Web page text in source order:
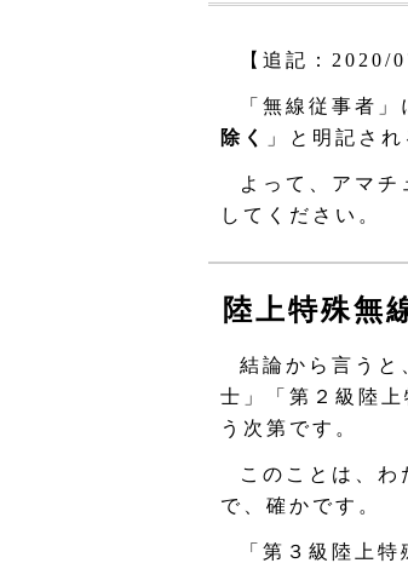
【追記：2020/
「無線従事者
除く
」と明記さ
よって、アマ
してください。
陸上特殊無
結論から言うと
士」「第２級陸
う次第です。
このことは、
で、確かです。
「第３級陸上